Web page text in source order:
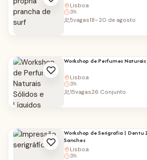
Lisboa
3h
5vagas18–20 de agosto
Workshop de Perfumes Naturais
Lisboa
3h
15vagas26 Conjunto
Workshop de Serigrafia | Dentu
Sanches
Lisboa
3h